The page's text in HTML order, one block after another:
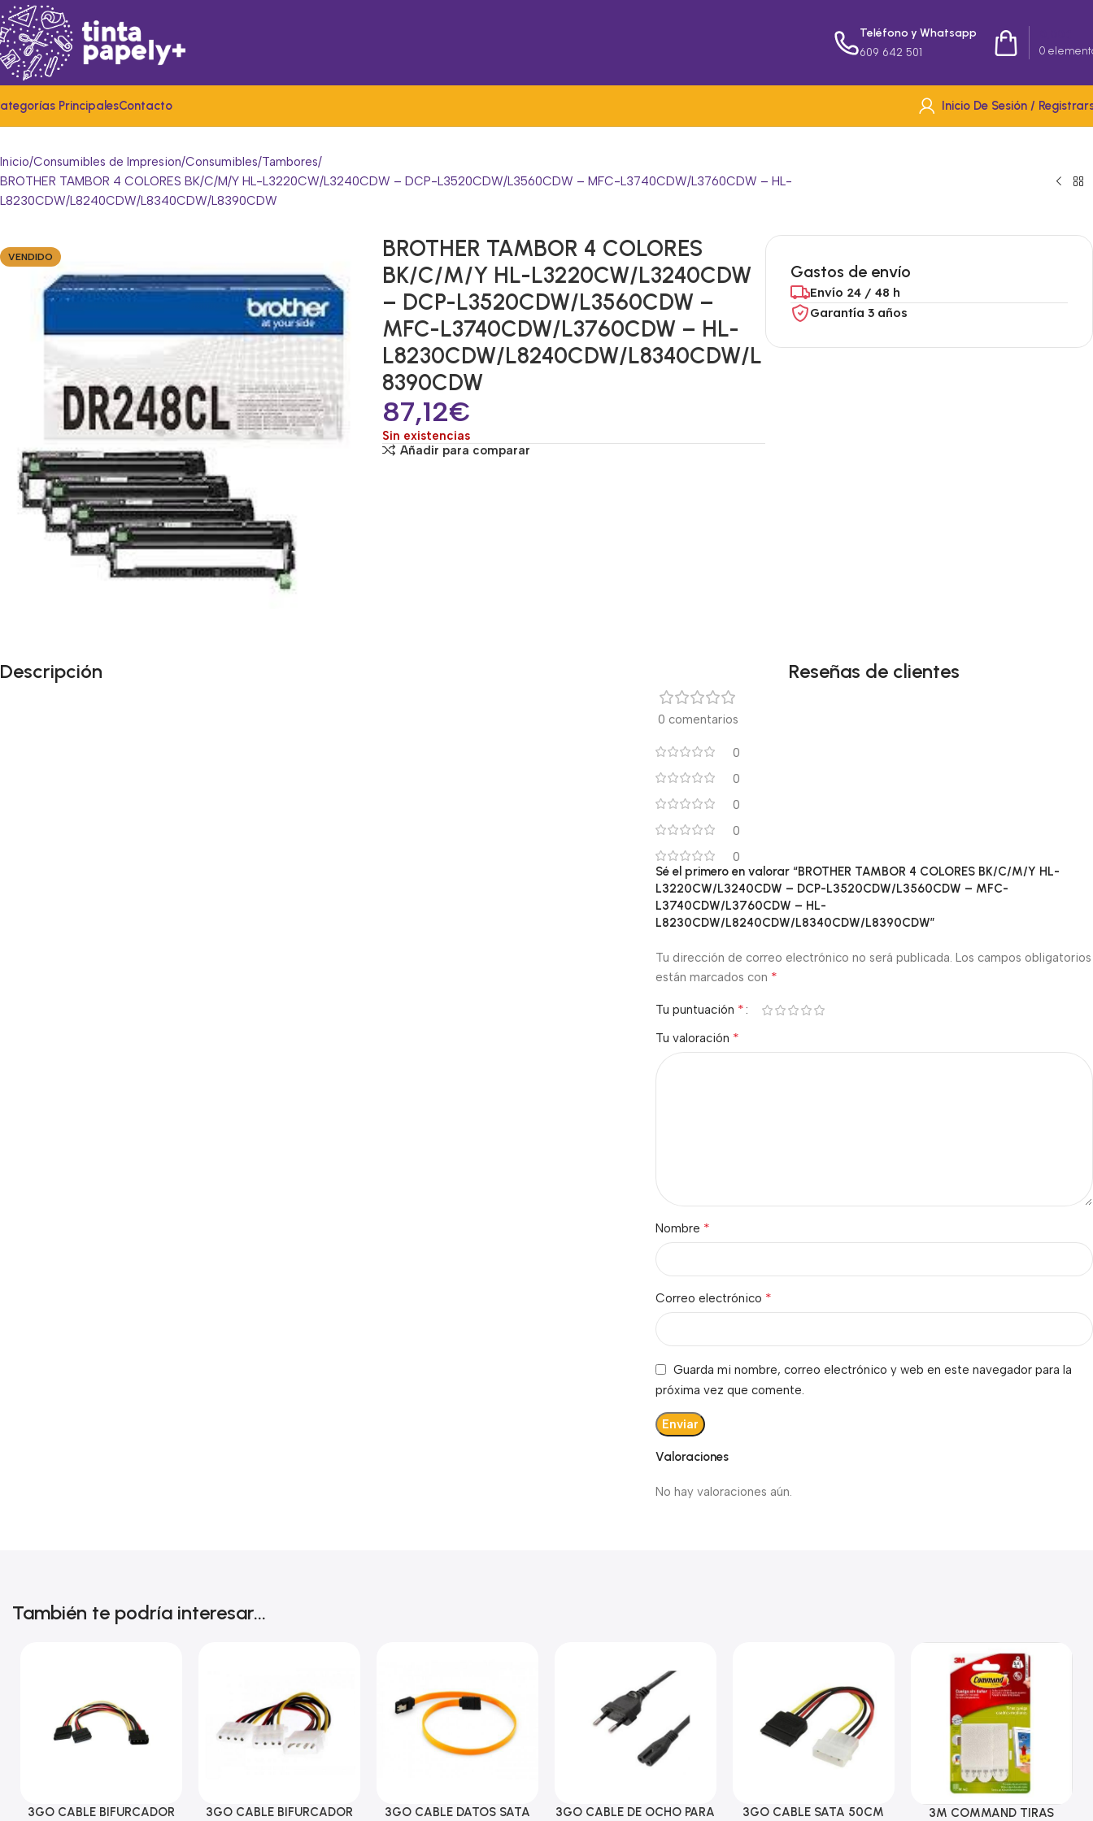
Teléfono y Whatsapp
609 642 501 0
PrincipalesContacto Inicio De Sesión /
Inicio Consumibles de Impresion Consumibles Tambores
BROTHER TAMBOR 4 COLORES BK/C/M/Y HL-L3220CW/L3240CDW – DCP-L3520CDW/L3560CDW – MFC-L3740CDW/L3760CDW – HL-
L8230CDW/L8240CDW/L8340CDW/L8390CDW
VENDIDO
BROTHER TAMBOR 4 COLORES
BK/C/M/Y HL-L3220CW/L3240CDW
– DCP-L3520CDW/L3560CDW –
MFC-L3740CDW/L3760CDW – HL-
L8230CDW/L8240CDW/L8340CDW/L
8390CDW
87,12€
Sin existencias
Añadir para comparar
Gastos de envío
Envío 24 / 48 h
Garantía 3 años
Descripción Reseñas de clientes
0 comentarios
0
0
0
0
0
Valoraciones
No hay valoraciones aún.
Sé el primero en valorar “BROTHER TAMBOR 4 COLORES BK/C/M/Y HL-
L3220CW/L3240CDW – DCP-L3520CDW/L3560CDW – MFC-
L3740CDW/L3760CDW – HL-
L8230CDW/L8240CDW/L8340CDW/L8390CDW”
Tu dirección de correo electrónico no será publicada. Los campos obligatorios
están marcados con *
Tu puntuación *
Tu valoración *
Nombre *
Correo electrónico *
Guarda mi nombre, correo electrónico y web en este navegador para la
próxima vez que comente.
También te podría interesar...
Añadir Al Carrito
3GO CABLE BIFURCADOR Añadir Al Carrito
3GO CABLE BIFURCADOR Añadir Al Carrito
3GO CABLE DATOS SATA Añadir Al Carrito
3GO CABLE DE OCHO PARA Añadir Al Carrito
3GO CABLE SATA 50CM Añadir Al Carrito
3M COMMAND TIRAS